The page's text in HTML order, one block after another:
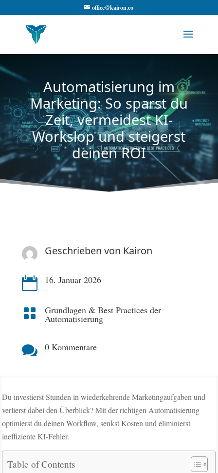
office@kairon.co
Automatisierung im
Marketing: So sparst du
Zeit, vermeidest KI-
Workslop und steigerst
deinen ROI
Geschrieben von Kairon
 16. Januar 2026
 Grundlagen & Best Practices der
Automatisierung
 0 Kommentare
Du investierst Stunden in wiederkehrende Marketingaufgaben und
verlierst dabei den Überblick? Mit der richtigen Automatisierung
optimierst du deinen Workflow, senkst Kosten und eliminierst
ineffiziente KI-Fehler.
Table of Contents